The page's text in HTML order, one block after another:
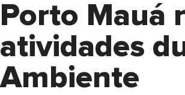
Porto Mauá
atividades
Ambiente